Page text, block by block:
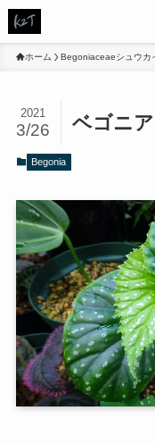
ホーム Begoniaceaeシュウカ
ベゴニ
2021
3/26
Begonia